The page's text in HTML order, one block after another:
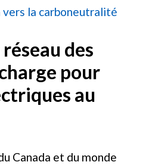
la carboneutralité
des
pour
au
Canada et du monde